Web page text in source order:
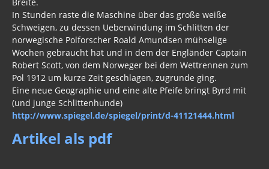
In Stunden raste die Maschine über das große weiße
Schweigen, zu dessen Ueberwindung im Schlitten der
norwegische Polforscher Roald Amundsen mühselige
Wochen gebraucht hat und in dem der Engländer Captain
Robert Scott, von dem Norweger bei dem Wettrennen zum
Pol 1912 um kurze Zeit geschlagen, zugrunde ging.
Eine neue Geographie und eine alte Pfeife bringt Byrd mit
(und junge Schlittenhunde)
http://www.spiegel.de/spiegel/print/d-41121444.html
Artikel als pdf